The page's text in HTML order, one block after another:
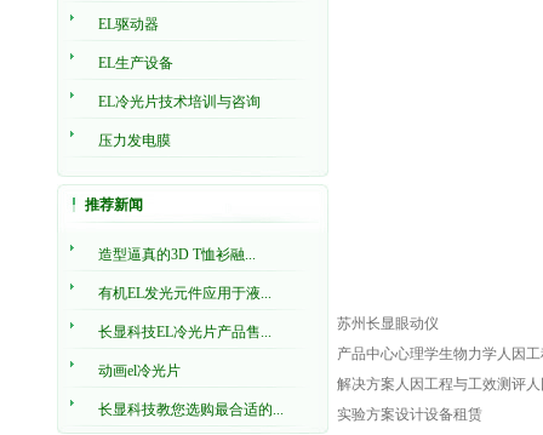
EL驱动器
EL生产设备
EL冷光片技术培训与咨询
压力发电膜
推荐新闻
造型逼真的3D T恤衫融...
有机EL发光元件应用于液...
长显科技EL冷光片产品售...
动画el冷光片
长显科技教您选购最合适的...
苏州长显眼动仪
产品中心心理学生物力学人因
解决方案人因工程与工效测评
实验方案设计设备租赁